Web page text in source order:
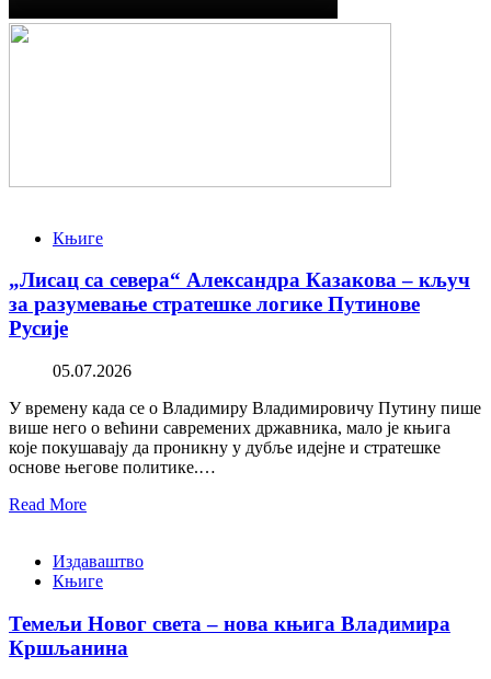
Књиге
„Лисац са севера“ Александра Казакова – кључ
за разумевање стратешке логике Путинове
Русије
05.07.2026
У времену када се о Владимиру Владимировичу Путину пише
више него о већини савремених државника, мало је књига
које покушавају да проникну у дубље идејне и стратешке
основе његове политике.…
Read More
Издаваштво
Књиге
Темељи Новог света – нова књига Владимира
Кршљанина